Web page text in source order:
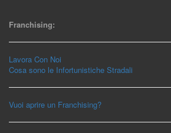
Franchising:
Lavora Con Noi
Cosa sono le Infortunistiche Stradali
Vuoi aprire un Franchising?